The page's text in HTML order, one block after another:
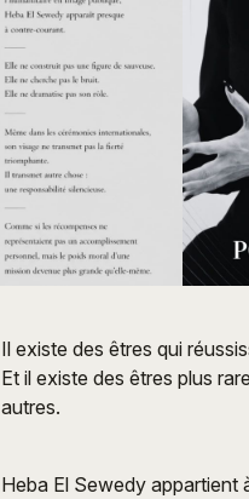
Il existe des êtres qui
Et il existe des êtres plus
autres.
Heba El Sewedy